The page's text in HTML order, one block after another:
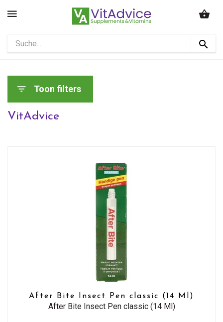
Toon filters
VitAdvice
After Bite Insect Pen classic (14 Ml)
After Bite Insect Pen classic (14 Ml)